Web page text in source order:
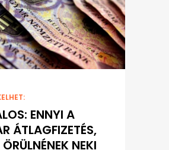
ENNYI A
ÁTLAGFIZETÉS,
NEKI